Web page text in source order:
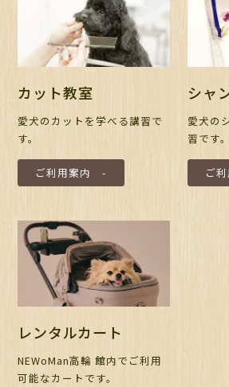
カット教室
愛犬のカットを学べる講習で
す。
ご利用案内 -
シャ
愛犬の
習です。
ご
レンタルカート
NEWoMan高輪 館内でご利用
可能なカートです。